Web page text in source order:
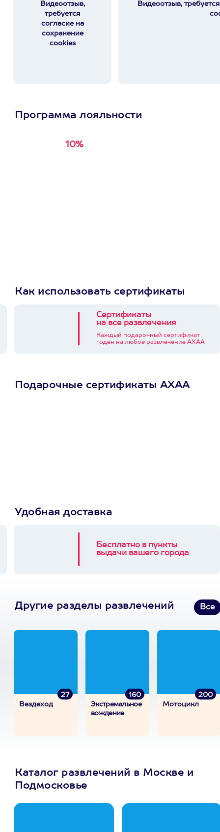
Видеоотзыв,
требуется
согласие на
сохранение
cookies
Видеоотзыв,
Программа лояльности
10%
Как использовать сертификаты
Сертификаты
на все развлечения
Каждый подарочный сертификат
годен на любое развлечение АХАА
Подарочные сертификаты АХАА
Удобная доставка
Бесплатно в пункты
выдачи вашего города
Другие разделы развлечений Все
27
Вездеход
160
Экстремальное
вождение
200
Мотоцикл
Каталог развлечений в Москве и
Подмосковье